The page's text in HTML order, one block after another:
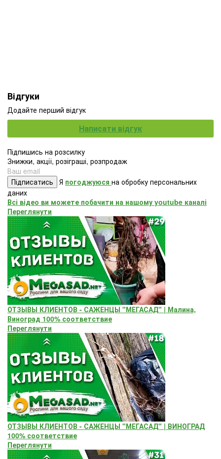
Відгуки
Додайте перший відгук
Написати відгук
Підпишись на розсилку
Знижки, акції, розіграші, розпродаж
Підписатись Я погоджуюся на обробку персональних
даних
Всі відео ви можете побачити на нашому youtube каналі
Переглянути
ОТЗЫВЫ КЛИЕНТОВ - САЖЕНЦЫ "МЕГАСАД" | Малина,
Виноград 100% соответствие
Переглянути
ОТЗЫВЫ КЛИЕНТОВ - САЖЕНЦЫ "МЕГАСАД" | ВИНОГРАД
100% соответствие
Переглянути